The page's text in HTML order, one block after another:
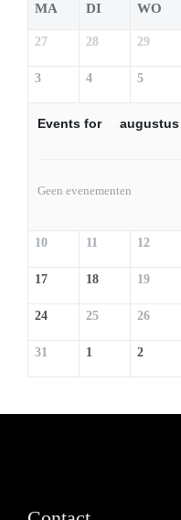
MA DI WO
27 28 29
3 4 5
Events for augustus
Geen evenementen
10 11 12
17 18 19
24 25 26
31 1 2